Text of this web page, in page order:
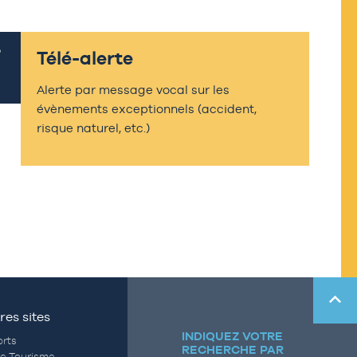
Télé-alerte
Alerte par message vocal sur les
évènements exceptionnels (accident,
risque naturel, etc.)
sites
INDIQUEZ VOTRE
RECHERCHE PAR